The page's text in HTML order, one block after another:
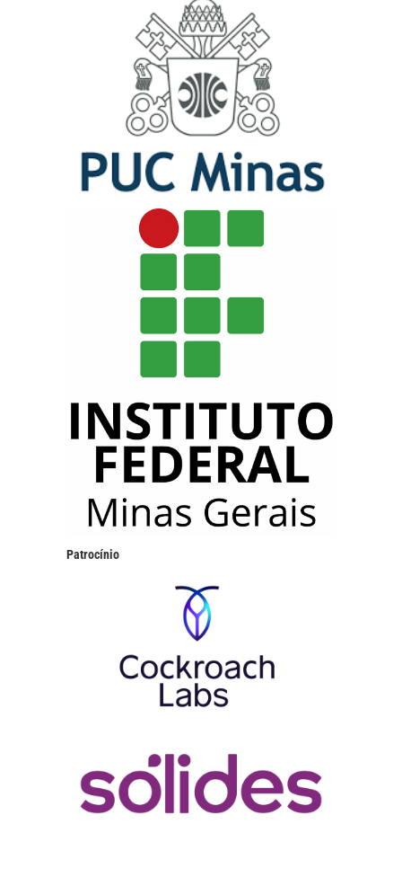
Patrocínio